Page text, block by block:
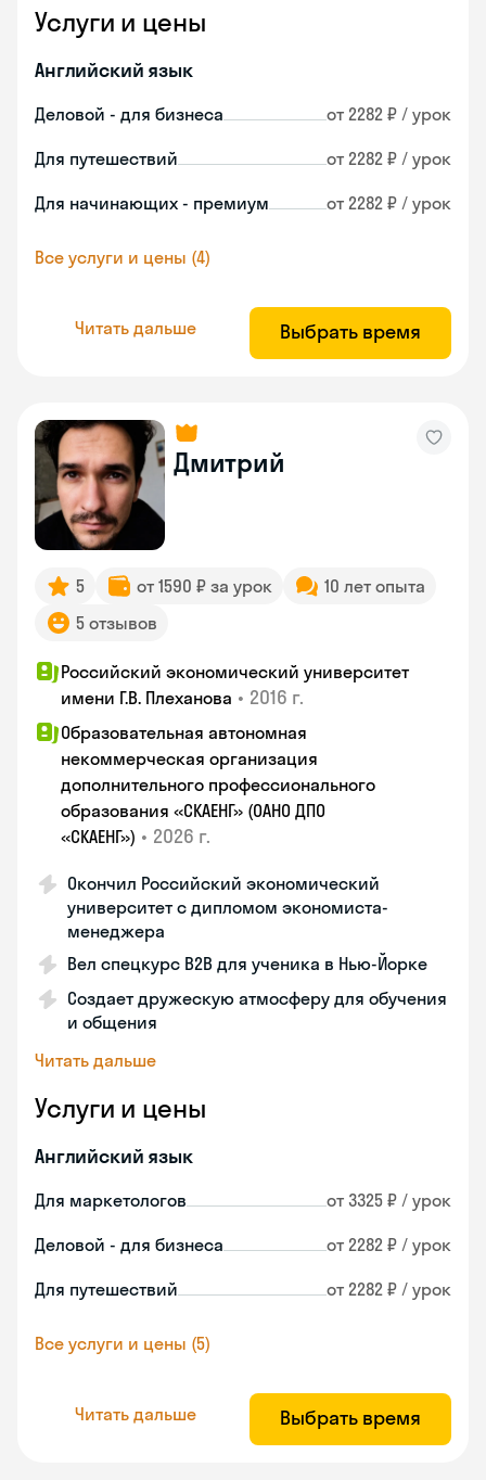
Услуги и цены
Английский язык
Деловой - для бизнеса от 2282 ₽ / урок
Для путешествий от 2282 ₽ / урок
Для начинающих - премиум от 2282 ₽ / урок
Все услуги и цены (4)
Читать дальше Выбрать время
Дмитрий
5 от 1590 ₽ за урок
10 лет опыта
5 отзывов
Российский экономический университет
имени Г.В. Плеханова • 2016 г.
Образовательная автономная
некоммерческая организация
дополнительного профессионального
образования «СКАЕНГ» (ОАНО ДПО
«СКАЕНГ») • 2026 г.
Окончил Российский экономический
университет с дипломом экономиста-
менеджера
Вел спецкурс B2B для ученика в Нью-Йорке
Создает дружескую атмосферу для обучения
и общения
Читать дальше
Услуги и цены
Английский язык
Для маркетологов от 3325 ₽ / урок
Деловой - для бизнеса от 2282 ₽ / урок
Для путешествий от 2282 ₽ / урок
Все услуги и цены (5)
Читать дальше Выбрать время